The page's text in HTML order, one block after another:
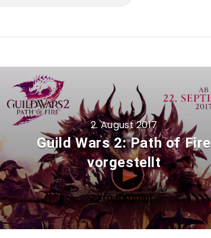
2. August 2017
Guild Wars 2: Path of Fire
vorgestellt